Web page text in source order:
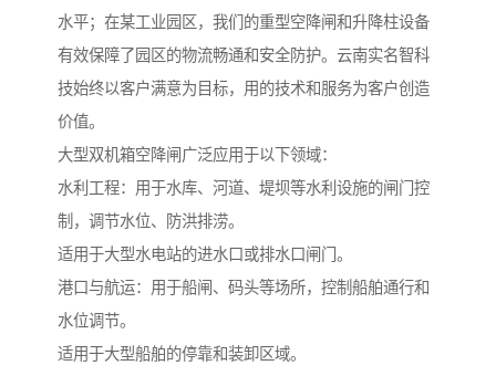
水平；在某工业园区，我们的重型空降闸和升降柱设备
有效保障了园区的物流畅通和安全防护。云南实名智科
技始终以客户满意为目标，用的技术和服务为客户创造
价值。
大型双机箱空降闸广泛应用于以下领域：
水利工程：用于水库、河道、堤坝等水利设施的闸门控
制，调节水位、防洪排涝。
适用于大型水电站的进水口或排水口闸门。
港口与航运：用于船闸、码头等场所，控制船舶通行和
水位调节。
适用于大型船舶的停靠和装卸区域。